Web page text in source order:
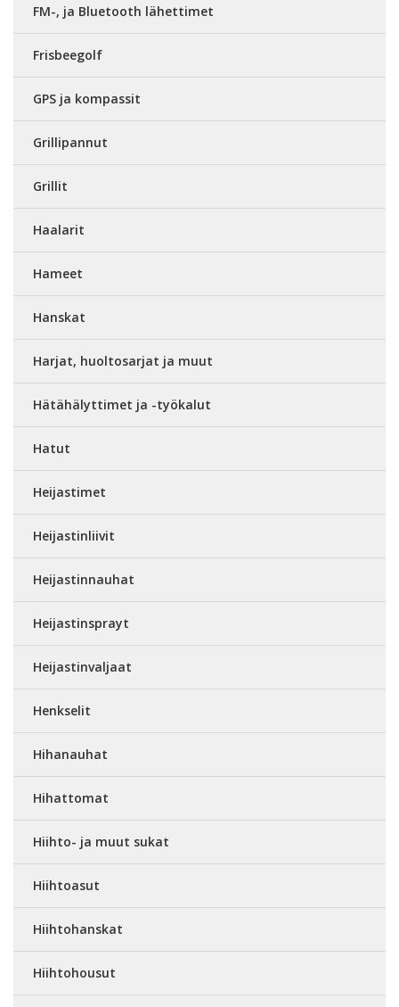
FM-, ja Bluetooth lähettimet
Frisbeegolf
GPS ja kompassit
Grillipannut
Grillit
Haalarit
Hameet
Hanskat
Harjat, huoltosarjat ja muut
Hätähälyttimet ja -työkalut
Hatut
Heijastimet
Heijastinliivit
Heijastinnauhat
Heijastinsprayt
Heijastinvaljaat
Henkselit
Hihanauhat
Hihattomat
Hiihto- ja muut sukat
Hiihtoasut
Hiihtohanskat
Hiihtohousut